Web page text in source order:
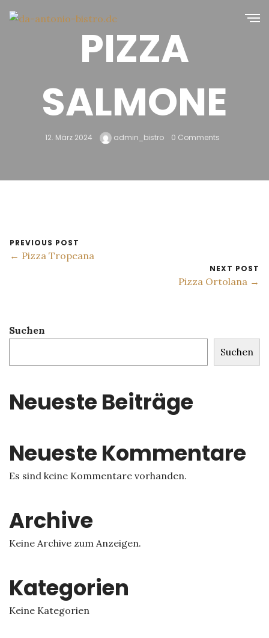
PIZZA
SALMONE
12. März 2024 admin_bistro 0 Comments
PREVIOUS POST
← Pizza Tropeana
NEXT POST
Pizza Ortolana →
Suchen
Suchen
Neueste Beiträge
Neueste Kommentare
Es sind keine Kommentare vorhanden.
Archive
Keine Archive zum Anzeigen.
Kategorien
Keine Kategorien